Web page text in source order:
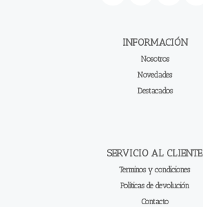
INFORMACIÓN
Nosotros
Novedades
Destacados
SERVICIO AL CLIENTE
Terminos y condiciones
Políticas de devolución
Contacto